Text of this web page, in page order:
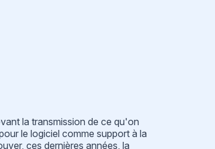
la transmission de ce qu'on
le logiciel comme support à la
ces dernières années, la